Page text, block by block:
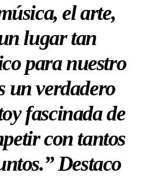
el arte,
lugar tan
para nuestro
un verdadero
fascinada de
con tantos
Destaco